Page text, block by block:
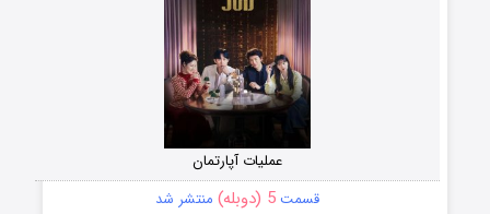
عملیات آپارتمان
قسمت5 (دوبله) منتشر شد